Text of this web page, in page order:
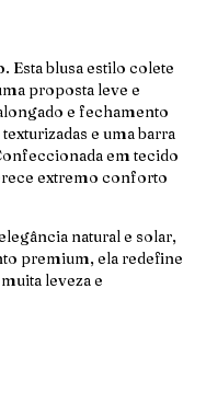
Esta blusa estilo colete
proposta leve e
e fechamento
e uma barra
em tecido
extremo conforto
natural e solar,
premium, ela redefine
leveza e